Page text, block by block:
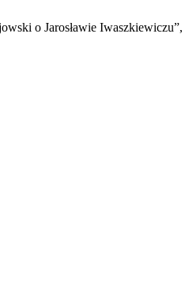
o Jarosławie Iwaszkiewiczu”,